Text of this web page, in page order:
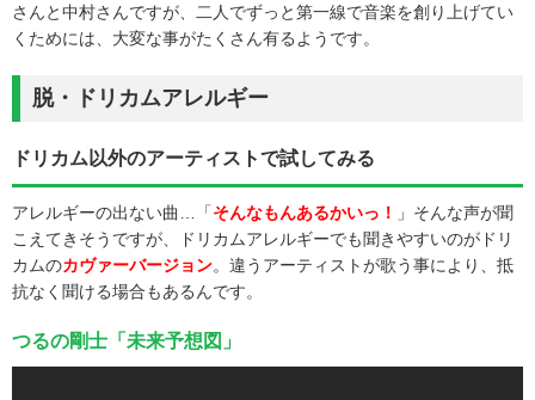
さんと中村さんですが、二人でずっと第一線で音楽を創り上げてい
くためには、大変な事がたくさん有るようです。
脱・ドリカムアレルギー
ドリカム以外のアーティストで試してみる
アレルギーの出ない曲…「そんなもんあるかいっ！
」そんな声が聞
こえてきそうですが、ドリカムアレルギーでも聞きやすいのがドリ
カムのカヴァーバージョン。違うアーティストが歌う事により、抵
抗なく聞ける場合もあるんです。
つるの剛士「未来予想図」